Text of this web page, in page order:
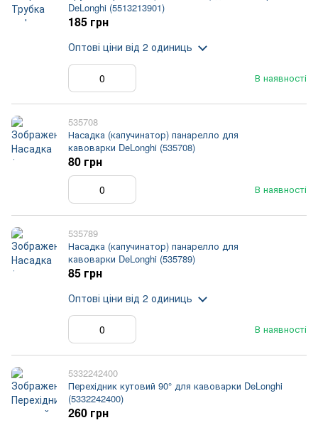
DeLonghi (5513213901)
В наявності
185 грн
Оптові ціни від 2 одиниць
535708
Насадка (капучинатор) панарелло для
кавоварки DeLonghi (535708)
В наявності
80 грн
535789
Насадка (капучинатор) панарелло для
кавоварки DeLonghi (535789)
В наявності
85 грн
Оптові ціни від 2 одиниць
5332242400
Перехідник кутовий 90° для кавоварки DeLonghi
(5332242400)
260 грн